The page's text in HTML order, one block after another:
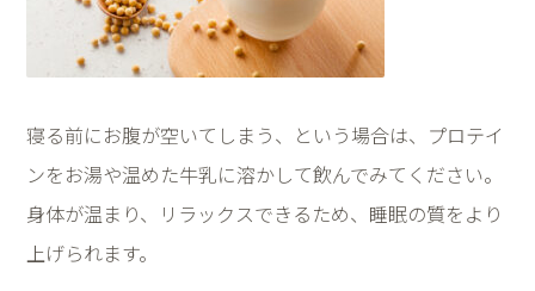
寝る前にお腹が空いてしまう、という場合は、プロテイ
ンをお湯や温めた牛乳に溶かして飲んでみてください。
身体が温まり、リラックスできるため、睡眠の質をより
上げられます。